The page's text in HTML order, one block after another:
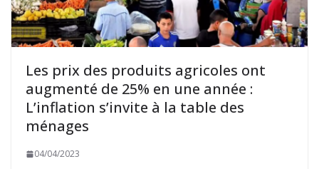
Les prix des produits agricoles ont
augmenté de 25% en une année :
L’inflation s’invite à la table des
ménages
04/04/2023